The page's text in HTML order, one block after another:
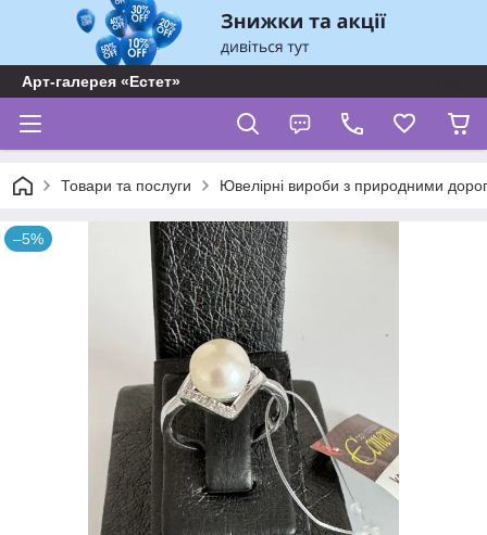
Арт-галерея «Естет»
Товари та послуги Ювелірні вироби з природними
–5%